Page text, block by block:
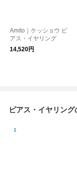
Amito｜ケッショウ ピ
アス・イヤリング
14,520円
ピアス・イヤリン